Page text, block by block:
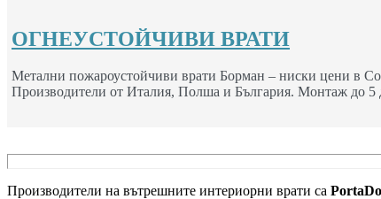
ОГНЕУСТОЙЧИВИ ВРАТИ
Метални пожароустойчиви врати Борман – ниски цени в
Производители от Италия, Полша и България. Монтаж до 5
Производители на вътрешните интериорни врати са